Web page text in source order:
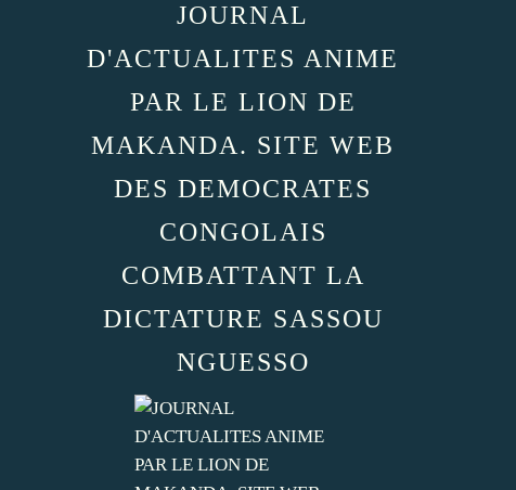
JOURNAL
D'ACTUALITES ANIME
PAR LE LION DE
MAKANDA. SITE WEB
DES DEMOCRATES
CONGOLAIS
COMBATTANT LA
DICTATURE SASSOU
NGUESSO